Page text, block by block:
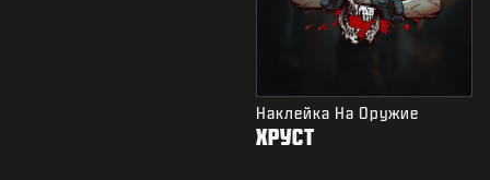
Наклейка На Оружие
ХРУСТ